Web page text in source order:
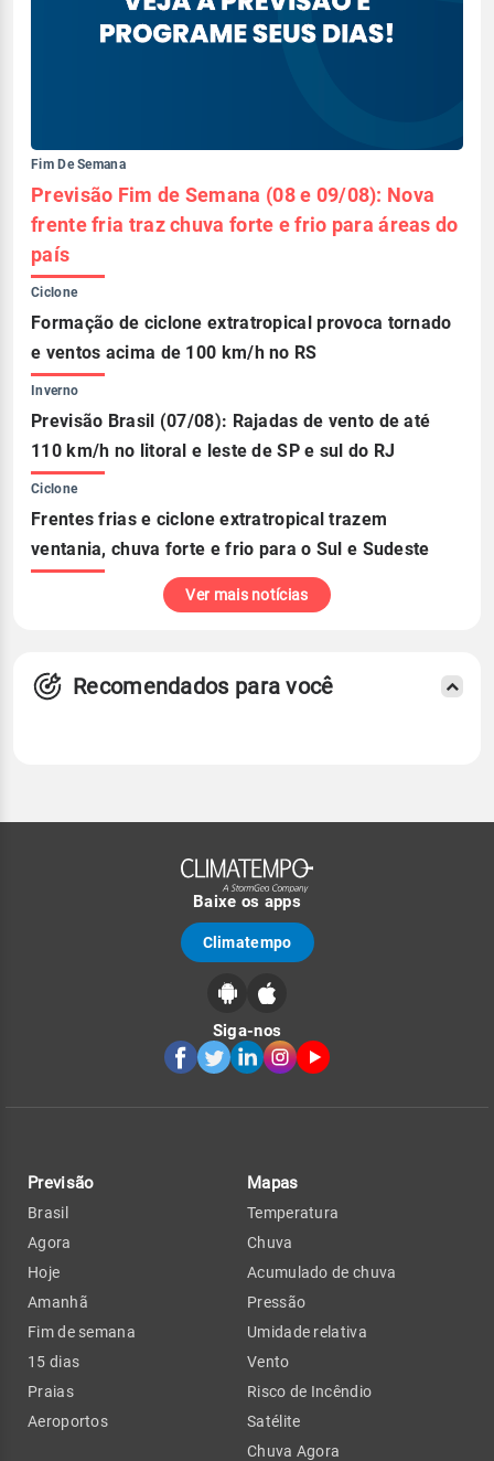
Fim De Semana
Previsão Fim de Semana (08 e 09/08): Nova
frente fria traz chuva forte e frio para áreas do
país
Ciclone
Formação de ciclone extratropical provoca tornado
e ventos acima de 100 km/h no RS
Inverno
Previsão Brasil (07/08): Rajadas de vento de até
110 km/h no litoral e leste de SP e sul do RJ
Ciclone
Frentes frias e ciclone extratropical trazem
ventania, chuva forte e frio para o Sul e Sudeste
Ver mais notícias
Recomendados para você
Baixe os apps
Climatempo
Siga-nos
Previsão
Brasil
Agora
Hoje
Amanhã
Fim de semana
15 dias
Praias
Aeroportos
Mapas
Temperatura
Chuva
Acumulado de chuva
Pressão
Umidade relativa
Vento
Risco de Incêndio
Satélite
Chuva Agora